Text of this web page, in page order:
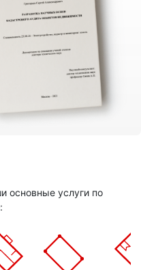
основные услуги по